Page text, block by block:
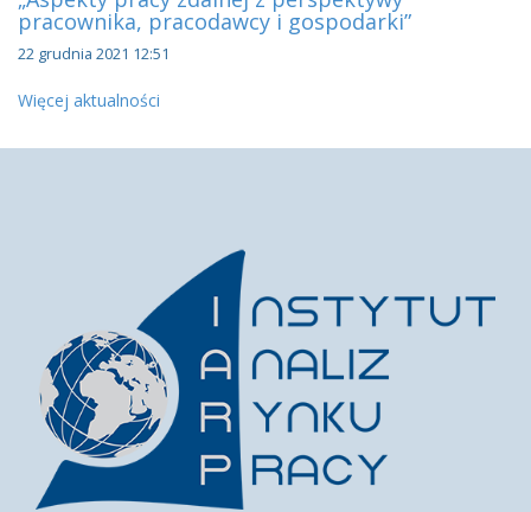
pracownika, pracodawcy i gospodarki”
22 grudnia 2021 12:51
Więcej aktualności